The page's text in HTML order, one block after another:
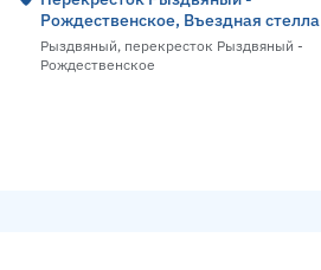
Рождественское, Въездная стелла
Рыздвяный, перекресток Рыздвяный -
Рождественское